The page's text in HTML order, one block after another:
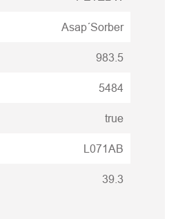
Asap´Sorber
983.5
5484
true
L071AB
39.3